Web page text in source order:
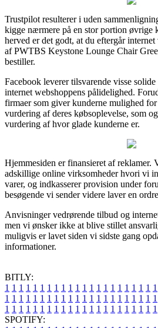
Trustpilot resulterer i uden
kigge nærmere på en stor portion øvrige
herved er det godt, at du eftergår
af PWTBS Keystone Lounge Chair
bestiller.
Facebook leverer tilsvarende visse
internet webshoppens pålidelighed.
firmaer som giver kunderne mulighed
vurdering af deres købsoplevelse, som
vurdering af hvor glade kunderne er.
Hjemmesiden er finansieret af reklamer.
adskillige online virksomheder hvori vi
varer, og indkasserer provision under
besøgende vi sender videre laver en
Anvisninger vedrørende tilbud og
men vi ønsker ikke at blive stillet
muligvis er lavet siden vi sidste gang
informationer.
BITLY:
1 1 1 1 1 1 1 1 1 1 1 1 1 1 1 1 1 1 1 1 1 1
1 1 1 1 1 1 1 1 1 1 1 1 1 1 1 1 1 1 1 1 1 1
1 1 1 1 1 1 1 1 1 1 1 1 1 1 1 1 1 1 1 1 1 1
SPOTIFY: